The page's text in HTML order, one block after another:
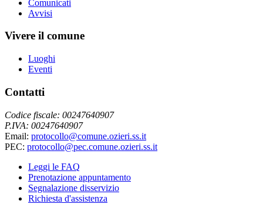
Comunicati
Avvisi
Vivere il comune
Luoghi
Eventi
Contatti
Codice fiscale: 00247640907
P.IVA: 00247640907
Email: protocollo@comune.ozieri.ss.it
PEC: protocollo@pec.comune.ozieri.ss.it
Leggi le FAQ
Prenotazione appuntamento
Segnalazione disservizio
Richiesta d'assistenza